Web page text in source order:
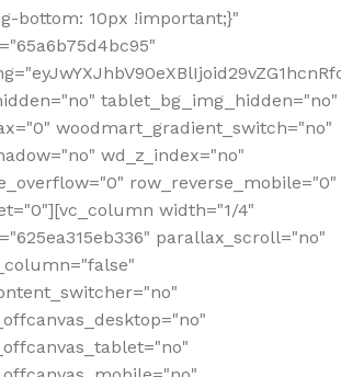
bottom: 10px !important;}"
tablet_bg_img_hidden="no"
woodmart_gradient_switch="no"
wd_z_index="no"
row_reverse_mobile="0"
width="1/4"
parallax_scroll="no"